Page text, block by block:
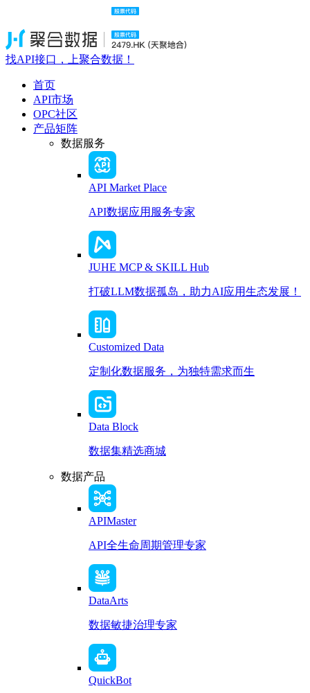
找API接口，上聚合数据！
首页
API市场
OPC社区
产品矩阵
数据服务
API Market Place
API数据应用服务专家
JUHE MCP & SKILL Hub
打破LLM数据孤岛，助力AI应用生态发展！
Customized Data
定制化数据服务，为独特需求而生
Data Block
数据集精选商城
数据产品
APIMaster
API全生命周期管理专家
DataArts
数据敏捷治理专家
QuickBot